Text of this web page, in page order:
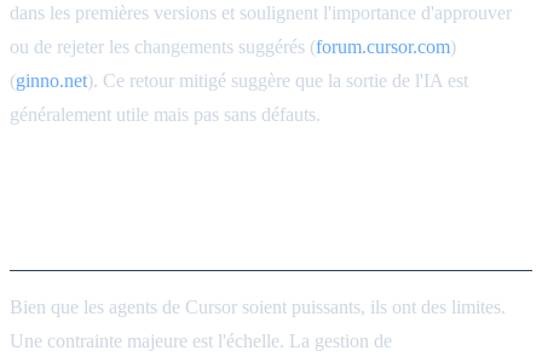
dans les premières versions et soulignent l'importance d'approuver
ou de rejeter les changements suggérés (forum.cursor.com)
(ginno.net). Ce retour mitigé suggère que la sortie de l'IA est
généralement utile mais pas sans défauts.
Bien que les agents de Cursor soient puissants, ils ont des limites.
Une contrainte majeure est l'échelle. La gestion de